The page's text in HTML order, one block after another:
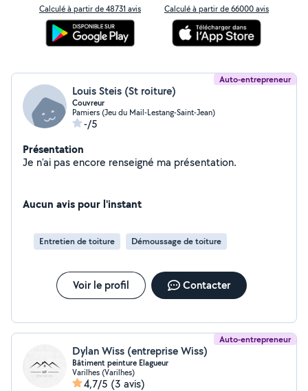
Calculé à partir de 48731 avis Calculé à partir de 66000 avis
Auto-entrepreneur
Louis Steis (St roiture)
Couvreur
Pamiers (Jeu du Mail-Lestang-Saint-Jean)
-/5
Présentation
Je n'ai pas encore renseigné ma présentation.
Aucun avis pour l'instant
Entretien de toiture Démoussage de toiture
Voir le profil Contacter
Auto-entrepreneur
Dylan Wiss (entreprise Wiss)
Bâtiment peinture Elagueur
Varilhes (Varilhes)
4,7/5 (3 avis)